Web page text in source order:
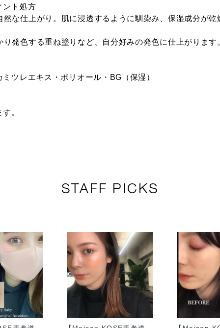
ント処方
な仕上がり。肌に浸透するように馴染み、保湿成分が乾
発色する重ね塗りなど、自分好みの発色に仕上がります
ツレエキス・ポリオール・BG（保湿）
。
STAFF PICKS